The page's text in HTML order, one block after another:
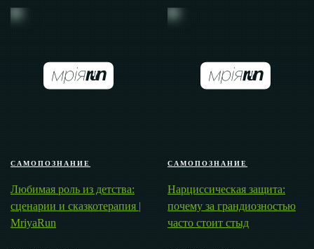
САМОПОЗНАНИЕ
Любимая роль из детства:
сценарии и сказкотерапия |
MriyaRun
САМОПОЗНАНИЕ
Нарциссическая защита:
почему за грандиозностью
часто стоит стыд